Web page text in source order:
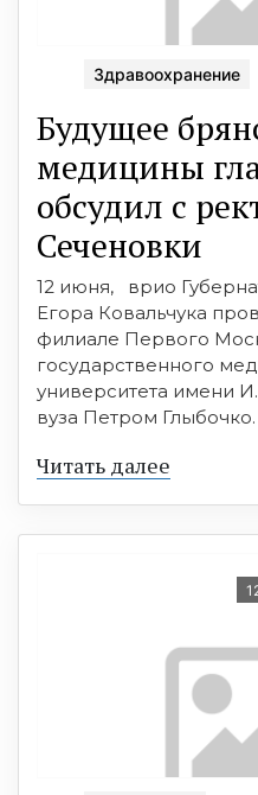
Здравоохранение
Будущее
медицины
обсудил с
Сеченовки
12 июня, врио
Егора Ковальчука
филиале Первого
государственного
университета имени
вуза Петром Глыбочко.
Читать далее